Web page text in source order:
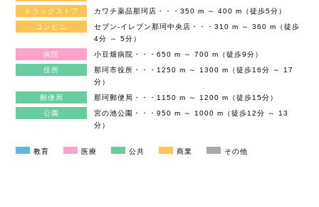
ドラッグストア
カワチ薬品那珂店・・・350 m ～ 400 m（徒歩5分）
コンビニ
セブン-イレブン那珂中央店・・・310 m ～ 360 m（徒歩
4分 ～ 5分）
病院
小豆畑病院・・・650 m ～ 700 m（徒歩9分）
役所
那珂市役所・・・1250 m ～ 1300 m（徒歩16分 ～ 17
分）
郵便局
那珂郵便局・・・1150 m ～ 1200 m（徒歩15分）
公園
宮の池公園・・・950 m ～ 1000 m（徒歩12分 ～ 13
分）
教育 医療 公共 商業 その他